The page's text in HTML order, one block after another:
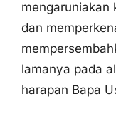
lamanya pada
harapan Bapa